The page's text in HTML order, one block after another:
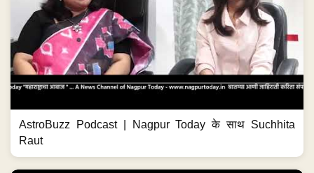
AstroBuzz Podcast | Nagpur Today के साथ Suchhita
Raut